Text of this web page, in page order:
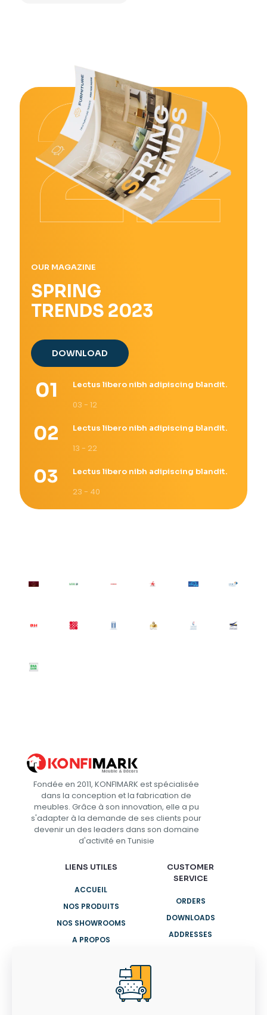
OUR MAGAZINE
SPRING
TRENDS 2023
DOWNLOAD
Lectus libero nibh adipiscing blandit.
03 - 12
Lectus libero nibh adipiscing blandit.
13 - 22
Lectus libero nibh adipiscing blandit.
23 - 40
Fondée en 2011, KONFIMARK est spécialisée
dans la conception et la fabrication de
meubles. Grâce à son innovation, elle a pu
s'adapter à la demande de ses clients pour
devenir un des leaders dans son domaine
d'activité en Tunisie
LIENS UTILES
ACCUEIL
NOS PRODUITS
NOS SHOWROOMS
A PROPOS
CUSTOMER
SERVICE
ORDERS
DOWNLOADS
ADDRESSES